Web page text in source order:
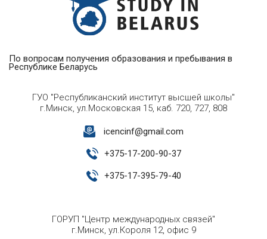
По вопросам получения образования и пребывания в
Республике Беларусь
ГУО "Республиканский институт высшей школы"
г.Минск, ул.Московская 15, каб. 720, 727, 808
icencinf@gmail.com
+375-17-200-90-37
+375-17-395-79-40
ГОРУП "Центр международных связей"
г.Минск, ул.Короля 12, офис 9